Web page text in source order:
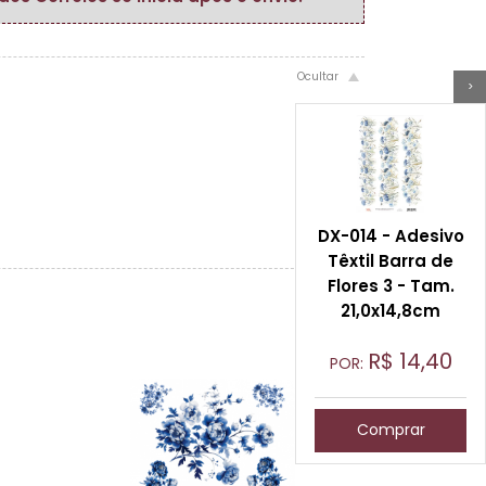
>
DX-014 - Adesivo
Têxtil Barra de
Flores 3 - Tam.
21,0x14,8cm
POR: R$ 14,40
Comprar